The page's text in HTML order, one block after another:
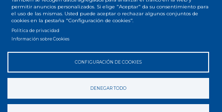
Menú
del
pie
Accesibilidad Privacidad
permitir anuncios personalizados. Si elige "Aceptar" da su consentimiento para
el uso de las mismas. Usted puede aceptar o rechazar algunos conjuntos de
cookies en la pestaña "Configuración de cookies".
Política de privacidad
Información sobre Cookies
CONFIGURACIÓN DE COOKIES
DENEGAR TODO